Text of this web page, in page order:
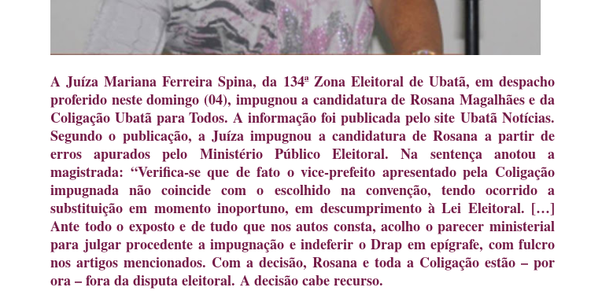
A Juíza Mariana Ferreira Spina, da 134ª Zona Eleitoral de Ubatã, em despacho
proferido neste domingo (04), impugnou a candidatura de Rosana Magalhães e da
Coligação Ubatã para Todos. A informação foi publicada pelo site Ubatã Notícias.
Segundo o publicação, a Juíza impugnou a candidatura de Rosana a partir de
erros apurados pelo Ministério Público Eleitoral. Na sentença anotou a
magistrada: “Verifica-se que de fato o vice-prefeito apresentado pela Coligação
impugnada não coincide com o escolhido na convenção, tendo ocorrido a
substituição em momento inoportuno, em descumprimento à Lei Eleitoral. […]
Ante todo o exposto e de tudo que nos autos consta, acolho o parecer ministerial
para julgar procedente a impugnação e indeferir o Drap em epígrafe, com fulcro
nos artigos mencionados. Com a decisão, Rosana e toda a Coligação estão – por
ora – fora da disputa eleitoral. A decisão cabe recurso.